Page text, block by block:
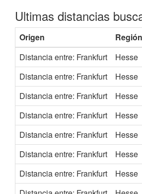
Ultimas distancias
Origen Región
Distancia entre: Frankfurt
Hesse
Distancia entre: Frankfurt
Hesse
Distancia entre: Frankfurt
Hesse
Distancia entre: Frankfurt
Hesse
Distancia entre: Frankfurt
Hesse
Distancia entre: Frankfurt
Hesse
Distancia entre: Frankfurt
Hesse